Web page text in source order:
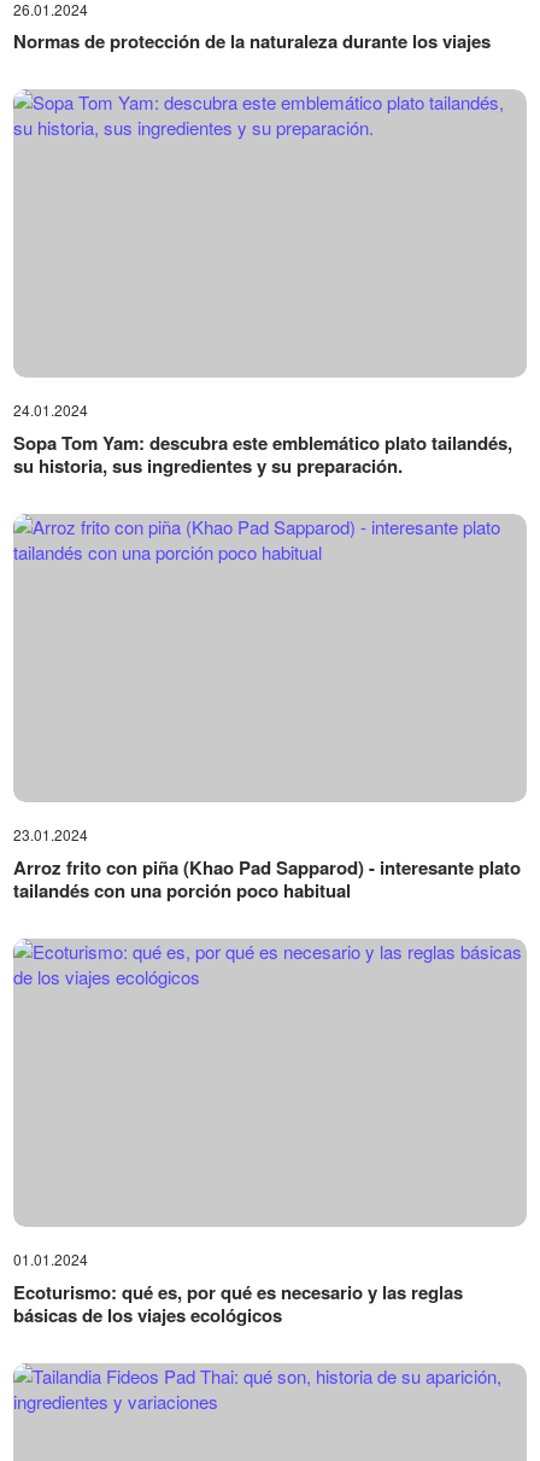
26.01.2024
Normas de protección de la naturaleza durante los viajes
24.01.2024
Sopa Tom Yam: descubra este emblemático plato tailandés,
su historia, sus ingredientes y su preparación.
23.01.2024
Arroz frito con piña (Khao Pad Sapparod) - interesante plato
tailandés con una porción poco habitual
01.01.2024
Ecoturismo: qué es, por qué es necesario y las reglas
básicas de los viajes ecológicos